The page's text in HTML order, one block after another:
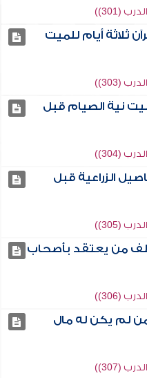
(301))
ثلاثة أيام للميت
(303))
نية الصيام قبل
(304))
الزراعية قبل
(305))
من يعتقد بأصحاب
(306))
لم يكن له مال
(307))